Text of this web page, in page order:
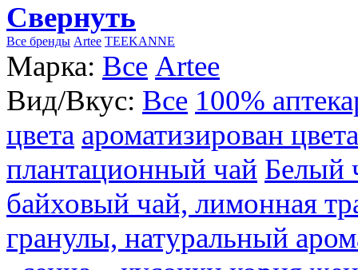
Свернуть
Все бренды Artee TEEKANNE
Марка: Все Artee
Вид/Вкус: Все 100%
цвета ароматизирован
плантационный чай Белый
байховый чай, лимонная
гранулы, натуральный